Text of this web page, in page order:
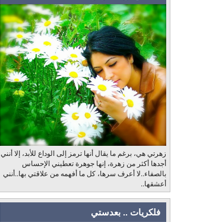
زهرتي هي، برغم ما يقال أنها ترمز إلى الوداع للأبد، إلا أنني
أجدها أكثر من زهرة، إنها جوهرة تعطيني الإحساس
بالصفاء..لا أعرف سرها، كل ما أفهمه من علاقتي بها..أنني
أعشقها..
فلكريات .. بعدستي